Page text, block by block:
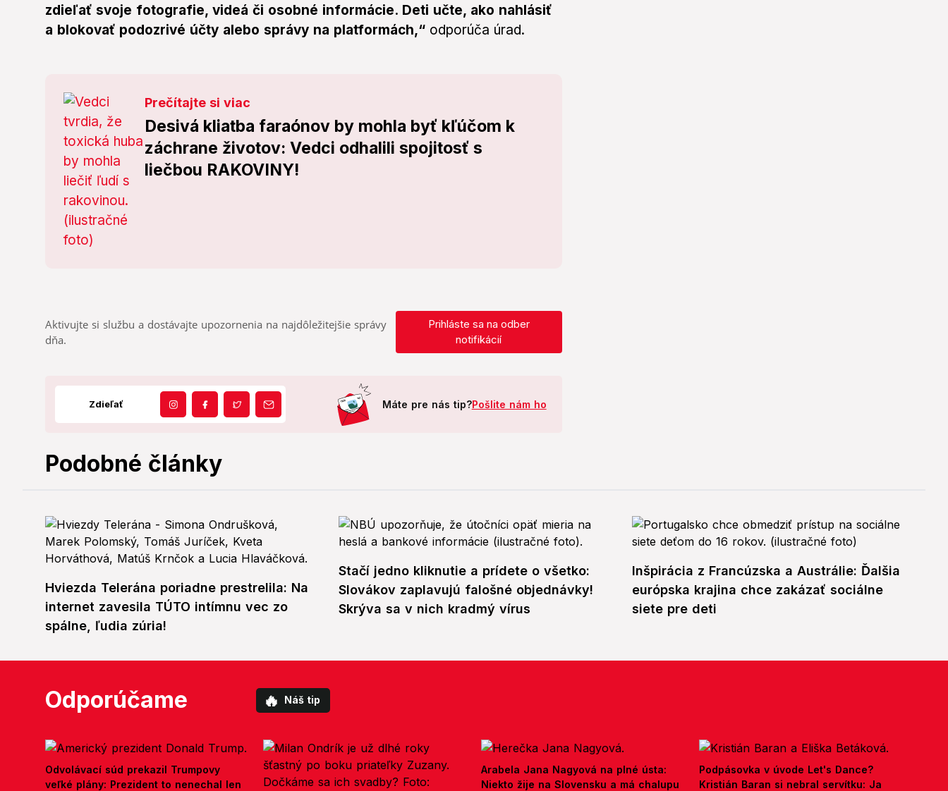
zdieľať svoje fotografie, videá či osobné informácie. Deti učte, ako nahlásiť
a blokovať podozrivé účty alebo správy na platformách,“ odporúča úrad.
Prečítajte si viac
Desivá kliatba faraónov by mohla byť kľúčom k
záchrane životov: Vedci odhalili spojitosť s
liečbou RAKOVINY!
Aktivujte si službu a dostávajte upozornenia na najdôležitejšie správy
dňa.
Prihláste sa na odber
notifikácií
Zdieľať Máte pre nás tip?Pošlite nám ho
Podobné články
Hviezda Telerána poriadne prestrelila: Na
internet zavesila TÚTO intímnu vec zo
spálne, ľudia zúria!
Stačí jedno kliknutie a prídete o všetko:
Slovákov zaplavujú falošné objednávky!
Skrýva sa v nich kradmý vírus
Inšpirácia z Francúzska a Austrálie: Ďalšia
európska krajina chce zakázať sociálne
siete pre deti
Odporúčame 🔥 Náš tip
Odvolávací súd prekazil Trumpovy
veľké plány: Prezident to nenechal len
Arabela Jana Nagyová na plné ústa:
Niekto žije na Slovensku a má chalupu
Podpásovka v úvode Let's Dance?
Kristián Baran si nebral servítku: Ja